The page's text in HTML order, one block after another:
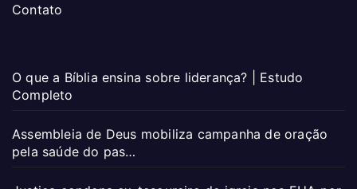
Contato
O que a Bíblia ensina sobre liderança? | Estudo
Completo
Assembleia de Deus mobiliza campanha de oração
pela saúde do pas…